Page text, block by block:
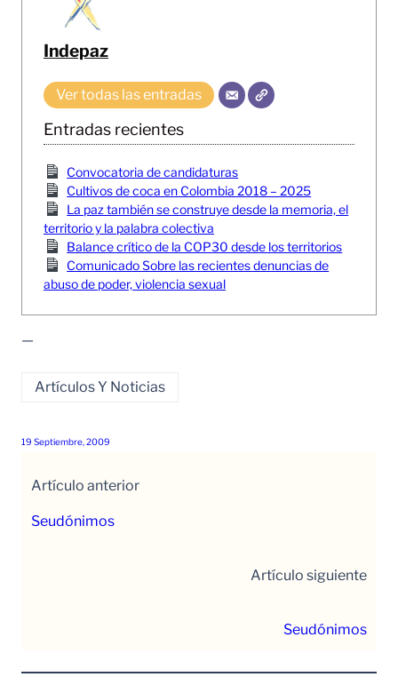
Indepaz
Ver todas las entradas
Entradas recientes
Convocatoria de candidaturas
Cultivos de coca en Colombia 2018 – 2025
La paz también se construye desde la memoria, el
territorio y la palabra colectiva
Balance crítico de la COP30 desde los territorios
Comunicado Sobre las recientes denuncias de
abuso de poder, violencia sexual
—
Artículos Y Noticias
19 Septiembre, 2009
Artículo anterior
Seudónimos
Artículo siguiente
Seudónimos